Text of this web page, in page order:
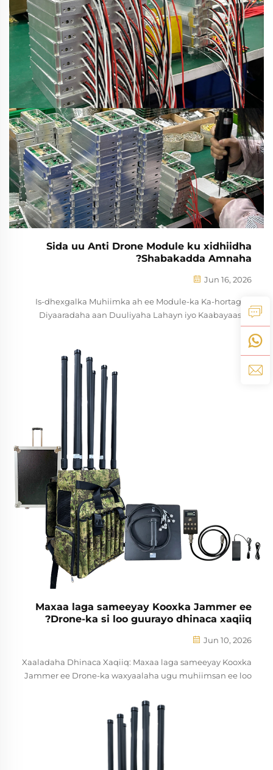
Federaalka ee Dhulka (FAA) waxay ku cadayn ...
Sida uu Anti Drone Module ku xidhiidha
Shabakadda Amnaha?
Jun 16, 2026
Is-dhexgalka Muhiimka ah ee Module-ka Ka-hortagga
Diyaaradaha aan Duuliyaha Lahayn iyo Kaabayaasha
Amniga ee Jira Iswaafajinta Xakamaynta Helitaanka, CCTV,
iyo Nidaamyada Digniinta Dabka Module-ka ka-hortagga
Diyaaradaha aan Duuliyaha Lahayn ee Casriga ah kuma
shaqeeyo go'doon - wuxuu u shaqeeyaa sidii habdhiska
Maxaa laga sameeyay Kooxka Jammer ee
Drone-ka si loo guurayo dhinaca xaqiiq?
Jun 10, 2026
Xaaladaha Dhinaca Xaqiiq: Maxaa laga sameeyay Kooxka
Jammer ee Drone-ka waxyaalaha ugu muhiimsan ee loo
qaybaha la xiriirka (UAS) ee ku dhaqmaynaya dhinaca xaqiiq
ee ka mid ah wadaagga ay leedahay foomaha ugu
jawaabkaha oo ka mid ah soo gudubka drone-ka. Kooxka
jammer ee ku dhaqmaynaya goobta...